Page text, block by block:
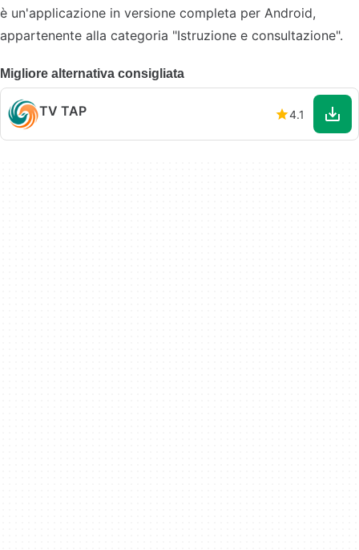
è un'applicazione in versione completa per Android,
appartenente alla categoria "Istruzione e consultazione".
Migliore alternativa consigliata
TV TAP 4.1